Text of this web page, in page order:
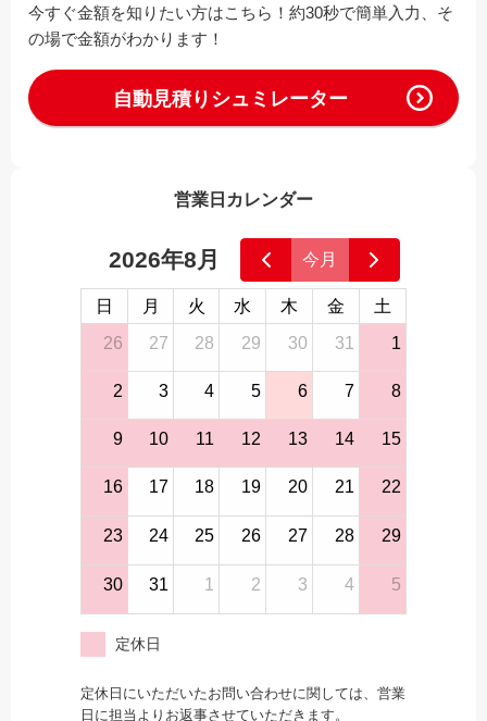
今すぐ金額を知りたい方はこちら！約30秒で簡単入力、そ
の場で金額がわかります！
自動見積りシュミレーター
営業日カレンダー
2026年8月 今月
日 月 火 水 木 金
土
26
27 28 29 30 31 1
2 3 4 5 6 7 8
9 10 11 12 13 14 15
16 17 18 19 20 21 22
23 24 25 26 27 28 29
30 31 1 2 3 4 5
定休日
定休日にいただいたお問い合わせに関しては、営業
日に担当よりお返事させていただきます。